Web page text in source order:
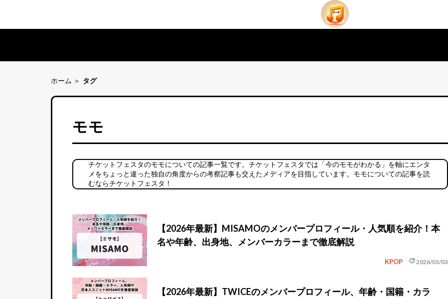
ホーム タグ
モモ
チケットフェスタのモモについての記事一覧です。チケットフェスタでは「今のモモがわかる」を軸にエンタ
メをちょっと違った独自の角度からの考察記事も交えたメディアを目指しています。モモについての記事を読
むならチケットフェスタ！
【2026年最新】MISAMOのメンバープロフィール・人気順を紹介！本
名や年齢、出身地、メンバーカラーまで徹底解説
KPOP update2026/03/03
【2026年最新】TWICEのメンバープロフィール、年齢・国籍・カラ